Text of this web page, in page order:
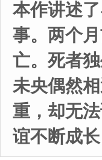
本作讲述
事。两个
亡。死者
未央偶然
重，却无
谊不断成长